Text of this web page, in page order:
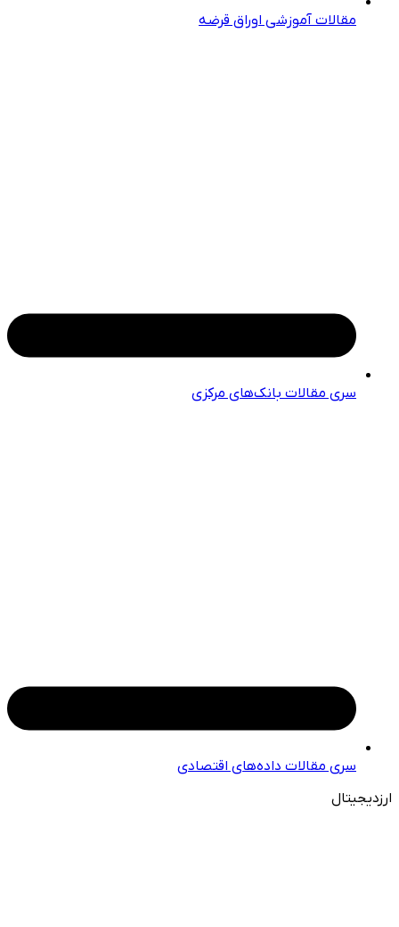
مقالات آموزشی اوراق قرضه
سری مقالات بانک‌های مرکزی
سری مقالات داده‌های اقتصادی
ارزدیجیتال